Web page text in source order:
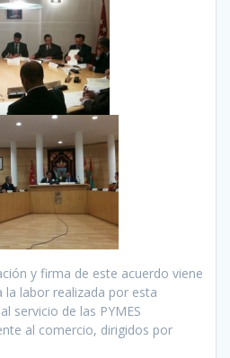
y firma de este acuerdo viene
labor realizada por esta
servicio de las PYMES
al comercio, dirigidos por